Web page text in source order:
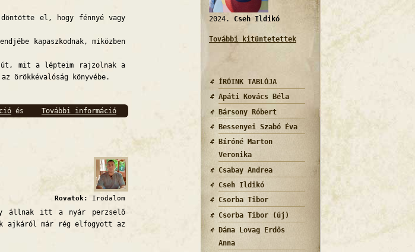
el, hogy fénnyé vagy
kapaszkodnak, miközben
út, mit a lépteim rajzolnak a
örökkévalóság könyvébe.
További információ Ki vagyok én tartalommal kapcsolatosan
és
Rovatok: Irodalom
itt a nyár perzselő
ajkáról már rég elfogyott az
2024. Cseh Ildikó
További kitüntetettek
ÍRÓINK TABLÓJA
Apáti Kovács Béla
Bársony Róbert
Bessenyei Szabó Éva
Bíróné Marton
Veronika
Csabay Andrea
Cseh Ildikó
Csorba Tibor
Csorba Tibor (új)
Dáma Lovag Erdős
Anna